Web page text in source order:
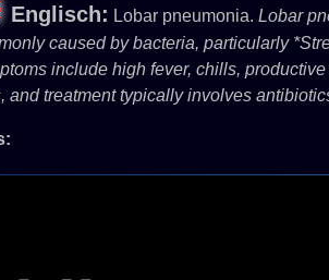
Englisch: Lobar pneumonia. Lobar
caused by bacteria, particularly
include high fever, chills,
and treatment typically involves